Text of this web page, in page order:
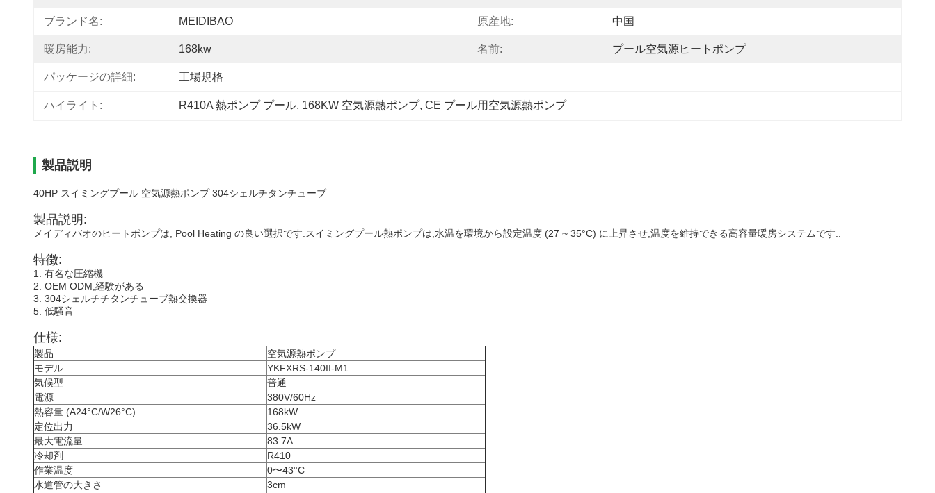
ブランド名: MEIDIBAO 原産地: 中国
暖房能力: 168kw 名前: プール空気源ヒートポンプ
パッケージの詳細: 工場規格
ハイライト: R410A 熱ポンプ プール, 168KW 空気源熱ポンプ, CE プール用空気源熱ポンプ
製品説明
40HP スイミングプール 空気源熱ポンプ 304シェルチタンチューブ
製品説明:
メイディバオのヒートポンプは, Pool Heating の良い選択です.スイミングプール熱ポンプは,水温を環境から設定温度 (27 ~ 35°C) に上昇させ,温度を維持できる高容量暖房システムです..
特徴:
1. 有名な圧縮機
2. OEM ODM,経験がある
3. 304シェルチチタンチューブ熱交換器
5. 低騒音
仕様:
製品
空気源熱ポンプ
モデル
YKFXRS-140II-M1
気候型
普通
電源
380V/60Hz
熱容量 (A24°C/W26°C)
168kW
定位出力
36.5kW
最大電流量
83.7A
冷却剤
R410
作業温度
0〜43°C
水道管の大きさ
3cm